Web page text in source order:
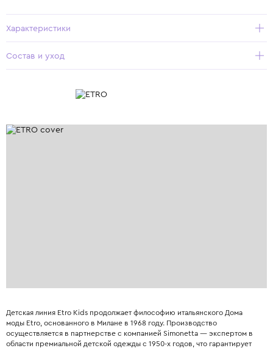
Характеристики
Состав и уход
Детская линия Etro Kids продолжает философию итальянского Дома
моды Etro, основанного в Милане в 1968 году. Производство
осуществляется в партнерстве с компанией Simonetta — экспертом в
области премиальной детской одежды с 1950-х годов, что гарантирует